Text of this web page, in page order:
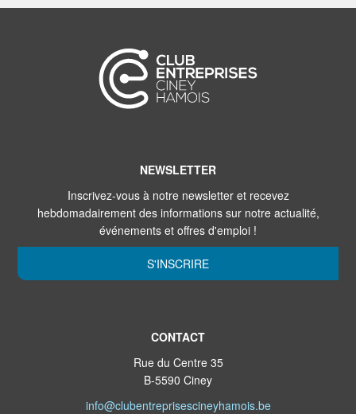
NEWSLETTER
Inscrivez-vous à notre newsletter et recevez
hebdomadairement des informations sur notre actualité,
événements et offres d'emploi !
S'INSCRIRE
CONTACT
Rue du Centre 35
B-5590 Ciney
info@clubentreprisescineyhamois.be